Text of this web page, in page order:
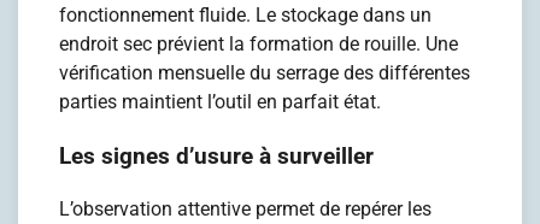
fonctionnement fluide. Le stockage dans un
endroit sec prévient la formation de rouille. Une
vérification mensuelle du serrage des différentes
parties maintient l’outil en parfait état.
Les signes d’usure à surveiller
L’observation attentive permet de repérer les